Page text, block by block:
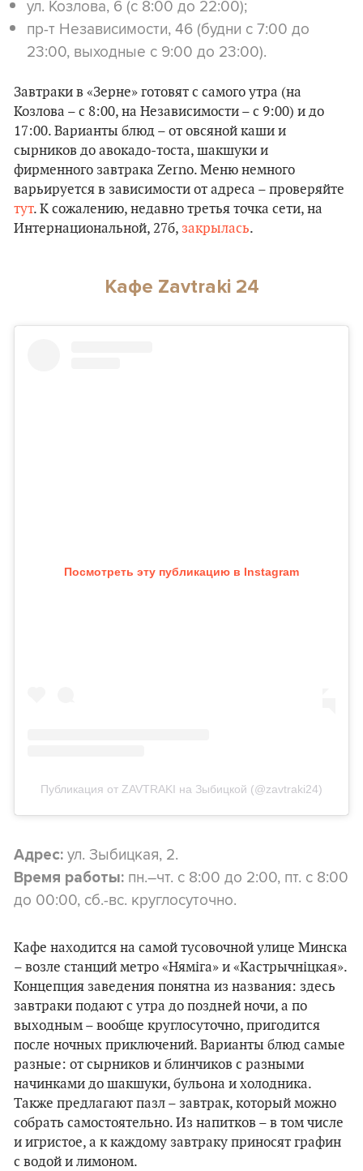
ул. Козлова, 6 (с 8:00 до 22:00);
пр-т Независимости, 46 (будни с 7:00 до
23:00, выходные с 9:00 до 23:00).
Завтраки в «Зерне» готовят с самого утра (на
Козлова – с 8:00, на Независимости – с 9:00) и до
17:00. Варианты блюд – от овсяной каши и
сырников до авокадо-тоста, шакшуки и
фирменного завтрака Zerno. Меню немного
варьируется в зависимости от адреса – проверяйте
тут. К сожалению, недавно третья точка сети, на
Интернациональной, 27б, закрылась.
Кафе Zavtraki 24
Посмотреть эту публикацию в Instagram
Публикация от ZAVTRAKI на Зыбицкой (@zavtraki24)
Адрес: ул. Зыбицкая, 2.
Время работы: пн.–чт. с 8:00 до 2:00, пт. с 8:00
до 00:00, сб.-вс. круглосуточно.
Кафе находится на самой тусовочной улице Минска
– возле станций метро «Няміга» и «Кастрычніцкая».
Концепция заведения понятна из названия: здесь
завтраки подают с утра до поздней ночи, а по
выходным – вообще круглосуточно, пригодится
после ночных приключений. Варианты блюд самые
разные: от сырников и блинчиков с разными
начинками до шакшуки, бульона и холодника.
Также предлагают пазл – завтрак, который можно
собрать самостоятельно. Из напитков – в том числе
и игристое, а к каждому завтраку приносят графин
с водой и лимоном.